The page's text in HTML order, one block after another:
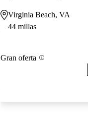
Virginia Beach, VA
44 millas
Gran oferta